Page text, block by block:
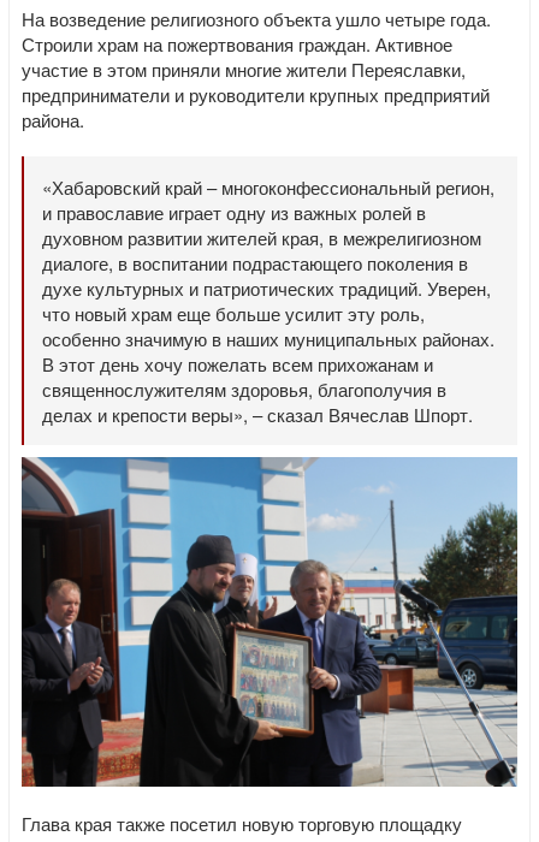
На возведение религиозного объекта ушло четыре года.
Строили храм на пожертвования граждан. Активное
участие в этом приняли многие жители Переяславки,
предприниматели и руководители крупных предприятий
района.
«Хабаровский край – многоконфессиональный регион,
и православие играет одну из важных ролей в
духовном развитии жителей края, в межрелигиозном
диалоге, в воспитании подрастающего поколения в
духе культурных и патриотических традиций. Уверен,
что новый храм еще больше усилит эту роль,
особенно значимую в наших муниципальных районах.
В этот день хочу пожелать всем прихожанам и
священнослужителям здоровья, благополучия в
делах и крепости веры», – сказал Вячеслав Шпорт.
Глава края также посетил новую торговую площадку